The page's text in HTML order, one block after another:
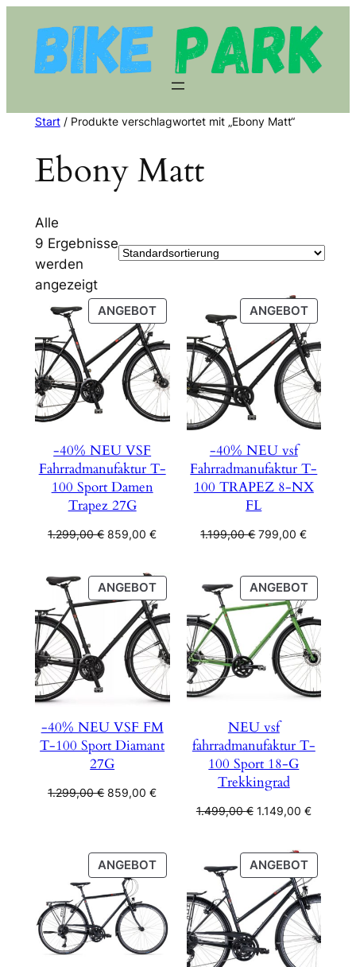
Inhalt
springen
Start/ Produkte verschlagwortet mit „Ebony Matt“
Ebony Matt
Alle
9 Ergebnisse
werden
angezeigt
ANGEBOTPRODUKT
IM
ANGEBOT
-40% NEU VSF
Fahrradmanufaktur T-
100 Sport Damen
Trapez 27G
1.299,00€ Ursprünglicher
1.299,00 €
859,00€Aktueller
859,00 €.
ANGEBOT
IM
-40% NEU vsf
Fahrradmanufaktur T-
100 TRAPEZ 8-NX
FL
1.199,00€ Ursprünglicher
1.199,00 €
799,00€Aktueller
799,00
ANGEBOTPRODUKT
IM
ANGEBOT
-40% NEU VSF FM
T-100 Sport Diamant
27G
1.299,00€ Ursprünglicher
859,00€Aktueller
ANGEBOT
IM
NEU vsf
fahrradmanufaktur T-
100 Sport 18-G
Trekkingrad
1.499,00€ Ursprünglicher
1.499,00 €
1.149,00 €Aktueller
ANGEBOTPRODUKT
IM
ANGEBOT
ANGEBOT
IM